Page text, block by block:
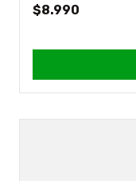
$8.990